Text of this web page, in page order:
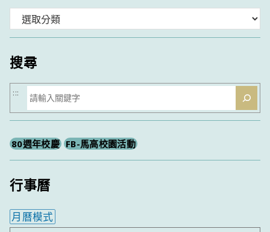
類
搜尋
搜
尋
:::
80週年校慶 FB-馬高校園活動
行事曆
月曆模式